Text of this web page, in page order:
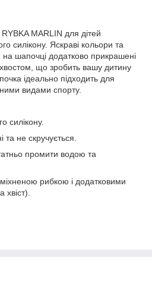
MARLIN для дітей
силікону. Яскраві кольори та
шапочці додатково прикрашені
що зробить вашу дитину
ідеально підходить для
видами спорту.
силікону.
та не скручується.
промити водою та
рибкою і додатковими